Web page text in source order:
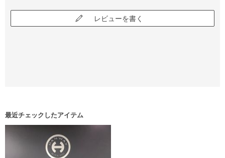
レビューを書く
最近チェックしたアイテム